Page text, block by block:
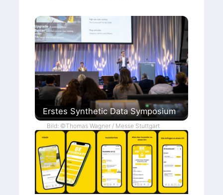
Erstes Synthetic Data Symposium
Bild: ©Thomas Wagner / Messe Stuttgart